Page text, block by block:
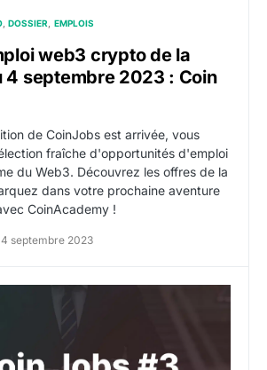
DOSSIER EMPLOIS
web3 crypto de la
4 septembre 2023 : Coin
de CoinJobs est arrivée, vous
fraîche d'opportunités d'emploi
du Web3. Découvrez les offres de la
dans votre prochaine aventure
CoinAcademy !
4 septembre 2023